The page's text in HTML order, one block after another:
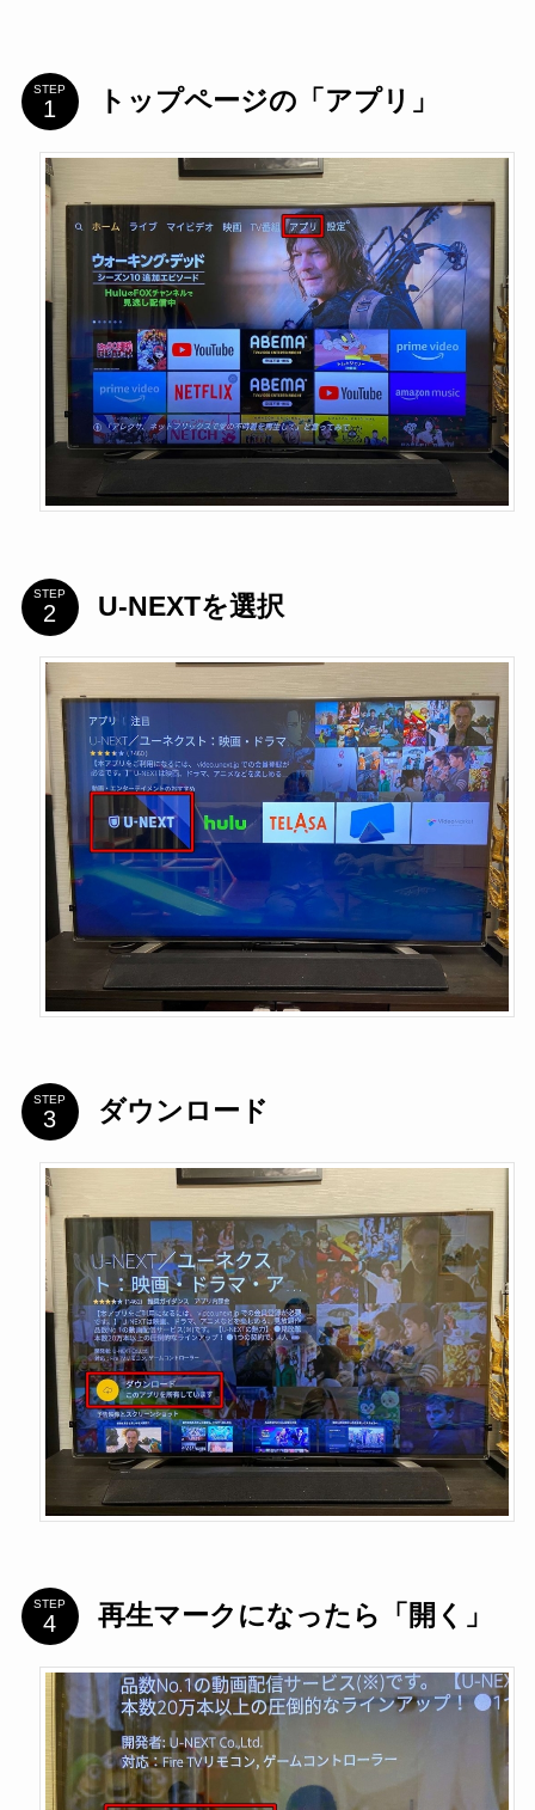
STEP トップページの「アプリ」
STEP U-NEXTを選択
STEP ダウンロード
STEP 再生マークになったら「開く」